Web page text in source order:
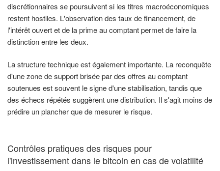
discrétionnaires se poursuivent si les titres macroéconomiques
restent hostiles. L'observation des taux de financement, de
l'intérêt ouvert et de la prime au comptant permet de faire la
distinction entre les deux.
La structure technique est également importante. La reconquête
d'une zone de support brisée par des offres au comptant
soutenues est souvent le signe d'une stabilisation, tandis que
des échecs répétés suggèrent une distribution. Il s'agit moins de
prédire un plancher que de mesurer le risque.
Contrôles pratiques des risques pour
l'investissement dans le bitcoin en cas de volatilité